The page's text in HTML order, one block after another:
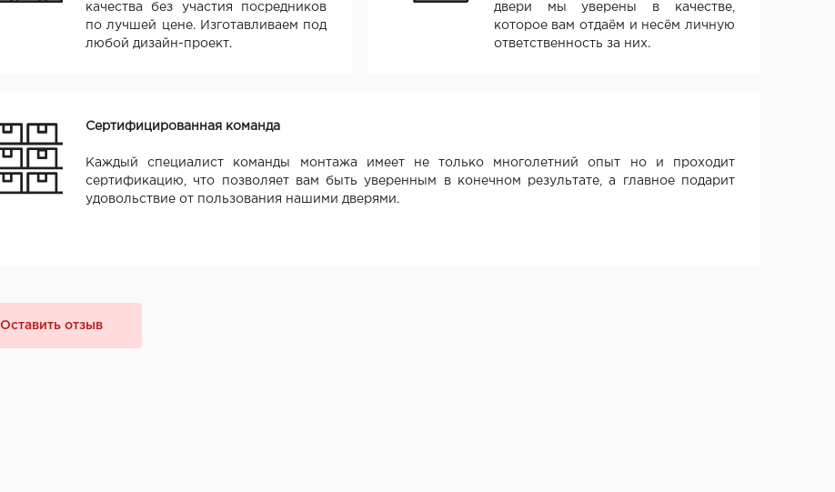
качества без участия посредников
по лучшей цене. Изготавливаем под
любой дизайн-проект.
двери мы уверены в качестве,
которое вам отдаём и несём личную
ответственность за них.
Сертифицированная команда
Каждый специалист команды монтажа имеет не только многолетний опыт но и проходит
сертификацию, что позволяет вам быть уверенным в конечном результате, а главное подарит
удовольствие от пользования нашими дверями.
Оставить отзыв